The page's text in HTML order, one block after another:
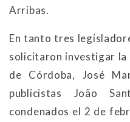
Arribas.
En tanto tres
solicitaron investigar la
de Córdoba, José
publicistas João
condenados el 2 de